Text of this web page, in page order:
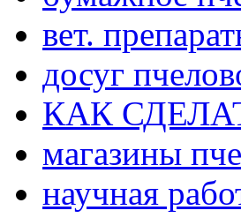
вет.
досуг
КАК
магазины
научная